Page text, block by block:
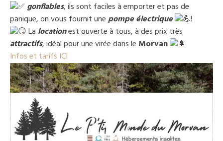
gonflables, ils sont faciles à emporter et pas de
panique, on vous fournit unepompe électrique
!
La locationest ouverte à tous, à des prix très
attractifs, idéal pour une virée dans le Morvan
Infos et tarifs ICI
Lecteur
vidéo